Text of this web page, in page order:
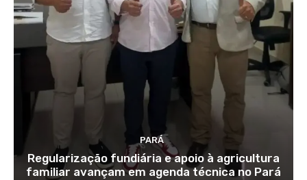
PARÁ
Regularização fundiária e apoio à agricultura
familiar avançam em agenda técnica no Pará